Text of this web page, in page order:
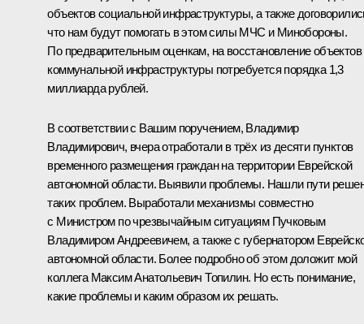
объектов социальной инфраструктуры, а также
что нам будут помогать в этом силы МЧС и Минобороны.
По предварительным оценкам, на восстановление объектов
коммунальной инфраструктуры потребуется порядка 1,3
миллиарда рублей.
В соответствии с Вашим поручением, Владимир
Владимирович, вчера отработали в трёх из десяти пунктов
временного размещения граждан на территории Еврейской
автономной области. Выявили проблемы. Нашли пути
таких проблем. Выработали механизмы совместно
с Министром по чрезвычайным ситуациям Пучковым
Владимиром Андреевичем, а также с губернатором
автономной области. Более подробно об этом доложит мой
коллега Максим Анатольевич Топилин. Но есть понимание,
какие проблемы и каким образом их решать.